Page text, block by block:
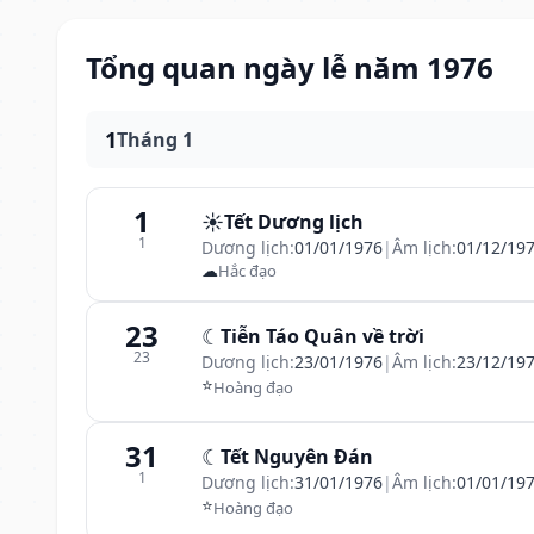
Tổng quan ngày lễ năm 1976
1Tháng 1
1
1
☀️Tết Dương lịch
Dương lịch:01/01/1976|Âm lịch:01/12/
☁Hắc đạo
23
23
☾ Tiễn Táo Quân về trời
Dương lịch:23/01/1976|Âm lịch:23/12/
⭐Hoàng đạo
31
1
☾ Tết Nguyên Đán
Dương lịch:31/01/1976|Âm lịch:01/01/
⭐Hoàng đạo